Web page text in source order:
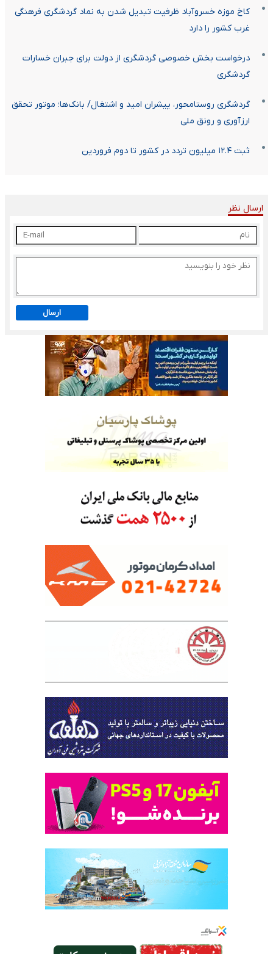
کاخ موزه خسروآباد ظرفیت تبدیل شدن به نماد گردشگری فرهنگی
غرب کشور را دارد
درخواست بخش خصوصی گردشگری از دولت برای جبران خسارات
گردشگری
گردشگری روستامحور، پیشران امید و اشتغال/ بانک‌ها؛ موتور تحقق
ارزآوری و رونق ملی
ثبت ۱۲.۴ میلیون تردد در کشور تا دوم فروردین
ارسال نظر
ارسال